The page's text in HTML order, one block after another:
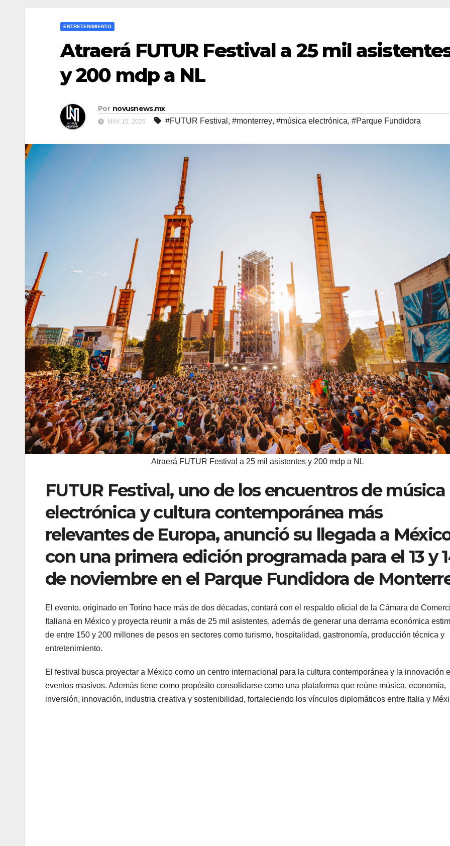
ENTRETENIMIENTO
Atraerá FUTUR Festival a 25 mil
y 200 mdp a NL
Por novusnews.mx
MAY 15, 2026 #FUTUR Festival , #monterrey, #música electrónica, #Parque Fundidora
Atraerá FUTUR Festival a 25 mil asistentes y 200 mdp a NL
FUTUR Festival, uno de los encuentros de música
electrónica y cultura contemporánea más
relevantes de Europa, anunció su llegada a
con una primera edición programada para el 13 y
de noviembre en el Parque Fundidora de
El evento, originado en Torino hace más de dos décadas, contará con el respaldo oficial de la Cámara de
Italiana en México y proyecta reunir a más de 25 mil asistentes, además de generar una derrama económica
de entre 150 y 200 millones de pesos en sectores como turismo, hospitalidad, gastronomía, producción técnica y
entretenimiento.
El festival busca proyectar a México como un centro internacional para la cultura contemporánea y la innovación
eventos masivos. Además tiene como propósito consolidarse como una plataforma que reúne música, economía,
inversión, innovación, industria creativa y sostenibilidad, fortaleciendo los vínculos diplomáticos entre Italia y